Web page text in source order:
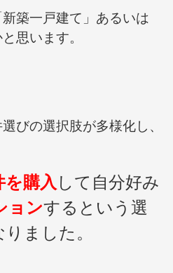
築一戸建て」あるいは
思います。
びの選択肢が多様化し、
を購入 して自分好み
ョンするという選
ました。